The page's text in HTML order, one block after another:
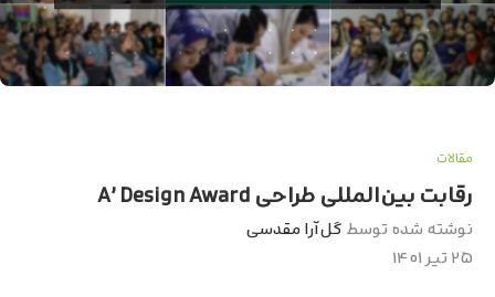
مقالات
رقابت بین‌المللی طراحی A’ Design Award
نوشته شده توسط گل‌آرا مقدسی
۲۵ تیر ۱۴۰۱